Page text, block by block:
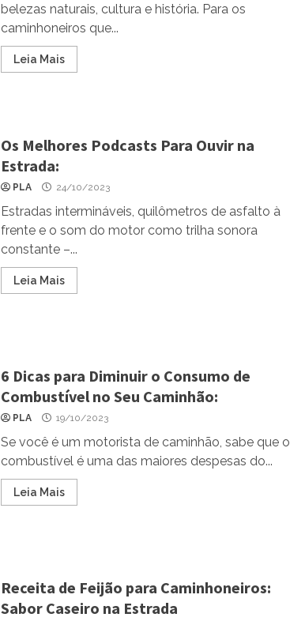
belezas naturais, cultura e história. Para os
caminhoneiros que...
Leia Mais
Os Melhores Podcasts Para Ouvir na
Estrada:
PLA 24/10/2023
Estradas intermináveis, quilômetros de asfalto à
frente e o som do motor como trilha sonora
constante –...
Leia Mais
6 Dicas para Diminuir o Consumo de
Combustível no Seu Caminhão:
PLA 19/10/2023
Se você é um motorista de caminhão, sabe que o
combustível é uma das maiores despesas do...
Leia Mais
Receita de Feijão para Caminhoneiros:
Sabor Caseiro na Estrada